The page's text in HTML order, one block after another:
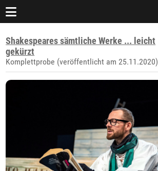
Shakespeares sämtliche Werke ... leicht
gekürzt
Komplettprobe (veröffentlicht am 25.11.2020)